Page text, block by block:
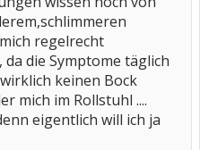
regelrecht
da die Symptome täglich
keinen Bock
mich im Rollstuhl ....
eigentlich will ich ja